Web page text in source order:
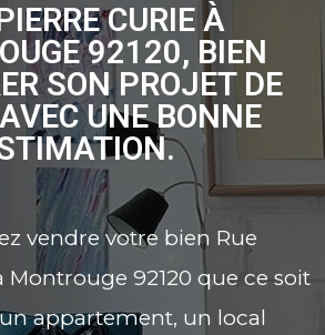
CURIE À
92120, BIEN
SON PROJET DE
UNE BONNE
vendre votre bien Rue
Montrouge 92120 que ce soit
appartement, un local